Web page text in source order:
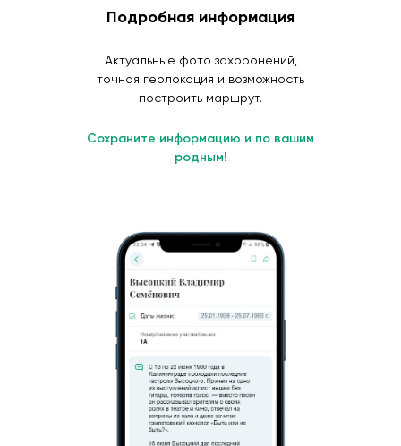
Подробная информация
Актуальные фото захоронений,
точная геолокация и возможность
построить маршрут.
Сохраните информацию и по вашим
родным!